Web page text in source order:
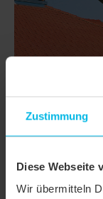
Zustimmung
Diese Webseite
Wir übermitteln
DETAILS
Produktfamilie